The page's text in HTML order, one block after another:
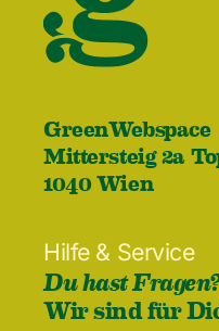
GreenWebspace
Mittersteig 2a
1040 Wien
Hilfe & Service
Du hast
Wir sind für